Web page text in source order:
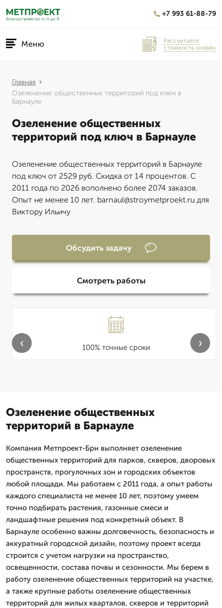
+7 993 61-88-79
Меню
Рассчитайте
стоимость онлайн
Главная
Озеленение общественных территорий под ключ в
Барнауле
Озеленение общественных
территорий под ключ в Барнауле
Озеленение общественных территорий в Барнауле
под ключ от 2529 руб. Скидка от 14 процентов. С
2011 года по 2026 вополнено более 2074 заказов.
Опыт не менее 10 лет. barnaul@stroymetproekt.ru для
Виктору Ильичу
Обсудить задачу
Смотреть работы
100% точные сроки
‹ ›
Озеленение общественных
территорий в Барнауле
Компания Метпроект-Брн выполняет озеленение
общественных территорий для парков, скверов, дворовых
пространств, прогулочных зон и городских объектов
любой площади. Мы работаем с 2011 года, а опыт работы
каждого специалиста не менее 10 лет, поэтому умеем
точно подбирать растения, газонные смеси и
ландшафтные решения под конкретный объект. В
Барнауле особенно важны долговечность, безопасность и
аккуратный городской дизайн, поэтому проект всегда
строится с учетом нагрузки на пространство,
освещенности, состава почвы и сезонности. Мы берем в
работу озеленение общественных территорий на участке,
а также крупные работы озеленение общественных
территорий для жилых кварталов, скверов и территорий